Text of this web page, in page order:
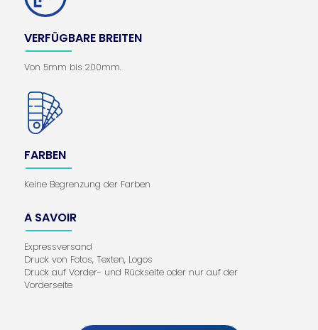
VERFÜGBARE BREITEN
Von 5mm bis 200mm.
FARBEN
Keine Begrenzung der Farben
A SAVOIR
Expressversand
Druck von Fotos, Texten, Logos
Druck auf Vorder- und Rückseite oder nur auf der
Vorderseite